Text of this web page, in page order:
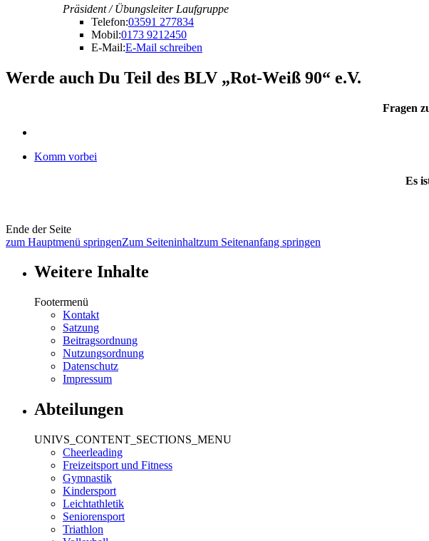
Präsident / Übungsleiter Laufgruppe
Telefon:03591 277834
Mobil:0173 9212450
E-Mail:E-Mail schreiben
Werde auch Du Teil des BLV „Rot-Weiß 90“ e.V.
Fragen
Komm vorbei
Es
Ende der Seite
zum Hauptmenü springenZum Seiteninhaltzum Seitenanfang springen
Weitere Inhalte
Footermenü
Kontakt
Satzung
Beitragsordnung
Nutzungsordnung
Datenschutz
Impressum
Abteilungen
UNIVS_CONTENT_SECTIONS_MENU
Cheerleading
Freizeitsport und Fitness
Gymnastik
Kindersport
Leichtathletik
Seniorensport
Triathlon